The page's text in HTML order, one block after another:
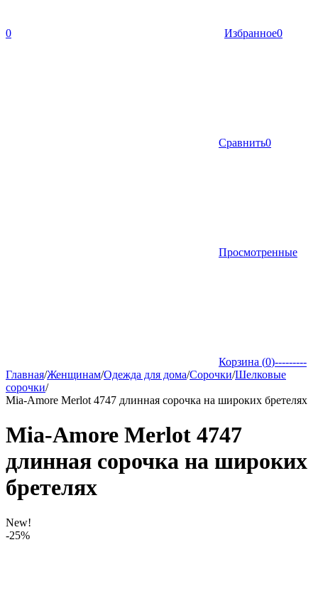
0 Избранное0
Сравнить0
Просмотренные
Корзина (0)---------
Главная/Женщинам/Одежда для дома/Сорочки/Шелковые
сорочки/
Mia-Amore Merlot 4747 длинная сорочка на широких бретелях
Mia-Amore Merlot 4747
длинная сорочка на широких
бретелях
New!
-25%